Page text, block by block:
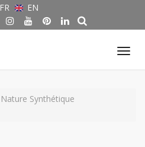
FR EN
Nature Synthétique